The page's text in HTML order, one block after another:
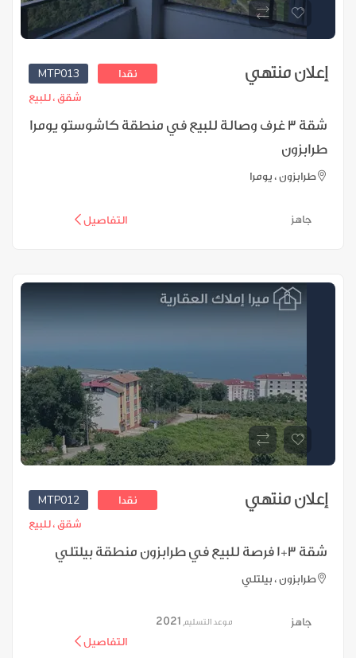
MTP013 نقدا إعلان منتهي
شقق ،للبيع
شقة 3 غرف وصالة للبيع في منطقة كاشوستو يومرا
طرابزون
طرابزون ، يومرا
التفاصيل
MTP012 نقدا إعلان منتهي
شقق ،للبيع
شقة 3+1 فرصة للبيع في طرابزون منطقة بيلتلي
طرابزون ، بيلتلي
موعد التسليم 2021
التفاصيل